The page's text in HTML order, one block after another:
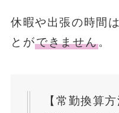
休暇や出張の時間
とができません。
【常勤換算